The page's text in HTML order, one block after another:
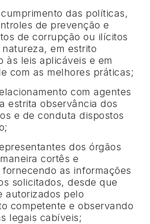
das políticas,
de prevenção e
de corrupção ou ilícitos
em estrito
às leis aplicáveis e em
com as melhores práticas;
com agentes
estrita observância dos
e de conduta dispostos
dos órgãos
cortês e
as informações
solicitados, desde que
autorizados pelo
competente e observando
legais cabíveis;